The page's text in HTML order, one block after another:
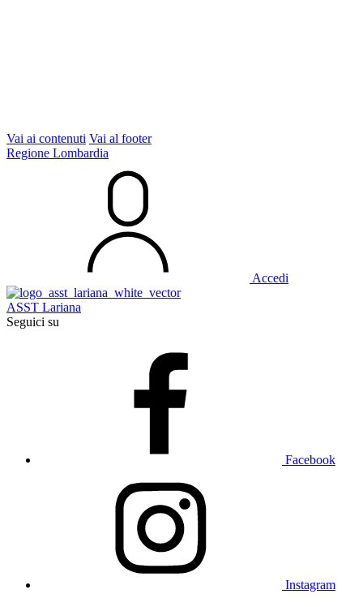
Vai ai contenuti Vai al footer
Regione Lombardia
Accedi
ASST Lariana
Seguici su
Facebook
Instagram